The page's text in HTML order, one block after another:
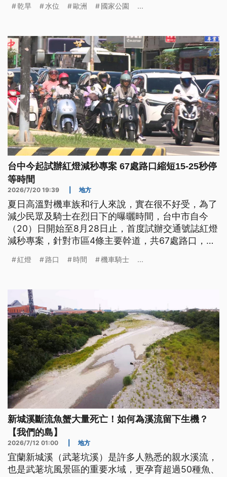
年來新低；萊茵河的德國河段因為水位過低，貨輪載
本。乾旱更危及法國的供水，全數99個省份進入警報
狀態，有高達91個省份已經展開限水措施。
乾旱 水位 歐洲 國家公園 ...
台中今起試辦紅燈減秒專案 67處路口縮短15-25秒停
等時間
2026/7/20 19:39 地方
夏日高溫對機車族和行人來說，實在很不好受，為了
減少民眾及騎士在烈日下的曝曬時間，台中市自今
（20）日開始至8月28日止，首度試辦交通號誌紅燈
減秒專案，針對市區4條主要幹道，共67處路口，縮
施，目前在台北市和高雄市也有推行。
紅燈 路口 時間 機車騎士 ...
新城溪斷流魚蟹大量死亡！如何為溪流留下生機？
【我們的島】
2026/7/12 01:00 地方
宜蘭新城溪（武荖坑溪）是許多人熟悉的親水溪流，
也是武荖坑風景區的重要水域，更孕育超過50種魚、